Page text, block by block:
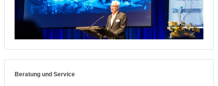
Beratung und Service